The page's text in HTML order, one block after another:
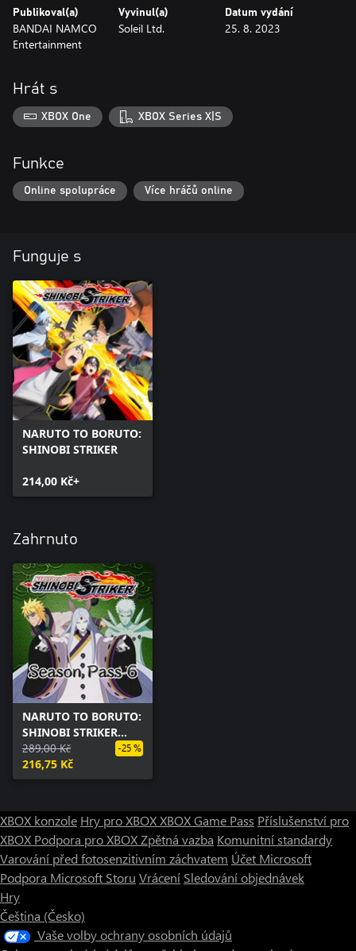
- Doplněk: Black Zetsu Mask
• Dodatečný obsah
- Čestný titul: Otsutsuki Clan
Publikoval(a)
BANDAI NAMCO
Entertainment
Vyvinul(a)
Soleil Ltd.
Datum vydání
25. 8. 2023
Hrát s
XBOX One XBOX Series X|S
Funkce
Online spolupráce Více hráčů online
Funguje s
NARUTO TO BORUTO:
SHINOBI STRIKER
214,00 Kč+
Zahrnuto
NARUTO TO BORUTO:
SHINOBI STRIKER
Season Pass 6
289,00 Kč
216,75 Kč
-25 %
XBOX konzole Hry pro XBOXXBOX Game Pass Příslušenství pro
XBOX Podpora pro XBOXZpětná vazba Komunitní standardy
Varování před fotosenzitivním záchvatem Účet Microsoft
Podpora Microsoft Storu Vrácení Sledování objednávek
Hry
Čeština (Česko)
Vaše volby ochrany osobních údajů